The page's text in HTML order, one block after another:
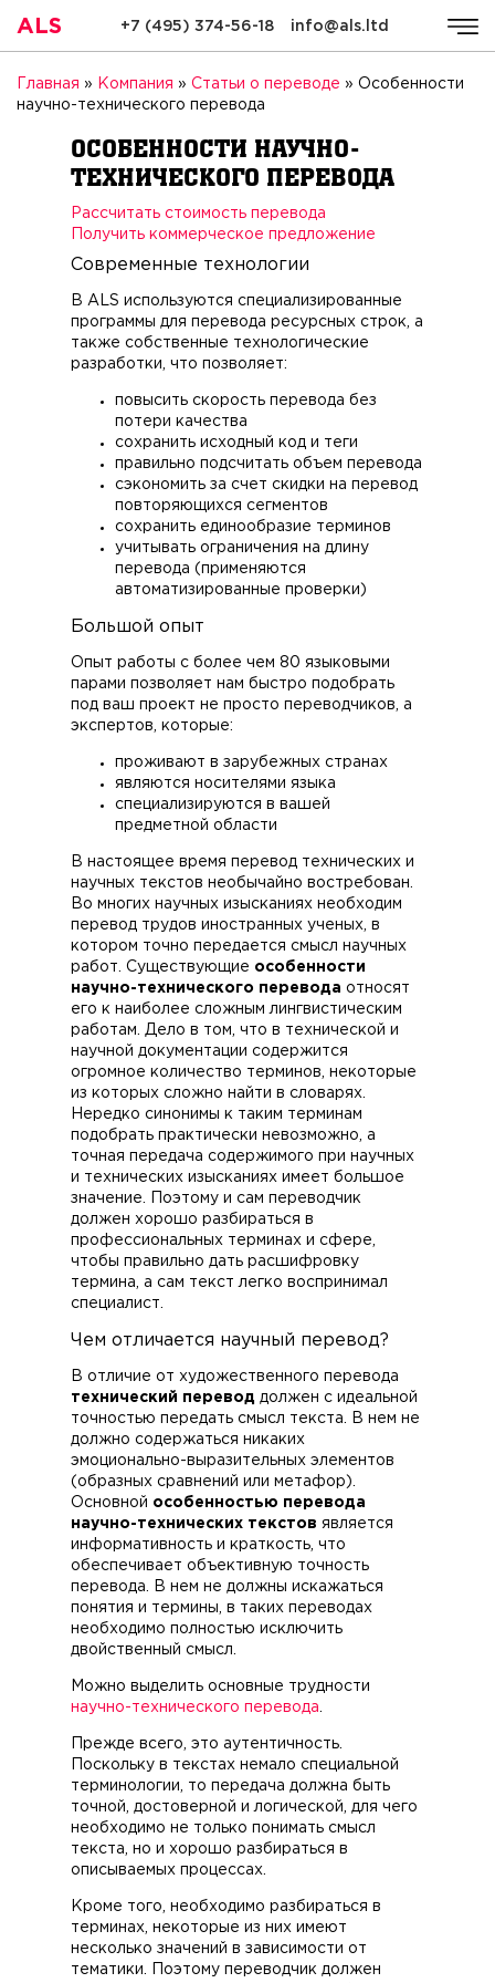
ALS
ALS Компания Услуги Стоимость
+7 (495) 374-56-18 info@als.ltd
Главная » Компания » Статьи о переводе » Особенности
научно-технического перевода
Особенности научно-
технического перевода
Рассчитать стоимость перевода
Получить коммерческое предложение
Современные технологии
В ALS используются специализированные
программы для перевода ресурсных строк, а
также собственные технологические
разработки, что позволяет:
повысить скорость перевода без
потери качества
сохранить исходный код и теги
правильно подсчитать объем перевода
сэкономить за счет скидки на перевод
повторяющихся сегментов
сохранить единообразие терминов
учитывать ограничения на длину
перевода (применяются
автоматизированные проверки)
Большой опыт
Опыт работы с более чем 80 языковыми
парами позволяет нам быстро подобрать
под ваш проект не просто переводчиков, а
экспертов, которые:
проживают в зарубежных странах
являются носителями языка
специализируются в вашей
предметной области
В настоящее время перевод технических и
научных текстов необычайно востребован.
Во многих научных изысканиях необходим
перевод трудов иностранных ученых, в
котором точно передается смысл научных
работ. Существующие особенности
научно-технического перевода относят
его к наиболее сложным лингвистическим
работам. Дело в том, что в технической и
научной документации содержится
огромное количество терминов, некоторые
из которых сложно найти в словарях.
Нередко синонимы к таким терминам
подобрать практически невозможно, а
точная передача содержимого при научных
и технических изысканиях имеет большое
значение. Поэтому и сам переводчик
должен хорошо разбираться в
профессиональных терминах и сфере,
чтобы правильно дать расшифровку
термина, а сам текст легко воспринимал
специалист.
Чем отличается научный перевод?
В отличие от художественного перевода
технический перевод должен с идеальной
точностью передать смысл текста. В нем не
должно содержаться никаких
эмоционально-выразительных элементов
(образных сравнений или метафор).
Основной особенностью перевода
научно-технических текстов является
информативность и краткость, что
обеспечивает объективную точность
перевода. В нем не должны искажаться
понятия и термины, в таких переводах
необходимо полностью исключить
двойственный смысл.
Можно выделить основные трудности
научно-технического перевода
Прежде всего, это аутентичность.
Поскольку в текстах немало специальной
терминологии, то передача должна быть
точной, достоверной и логической, для чего
необходимо не только понимать смысл
текста, но и хорошо разбираться в
описываемых процессах.
Кроме того, необходимо разбираться в
терминах, некоторые из них имеют
несколько значений в зависимости от
тематики. Поэтому переводчик должен